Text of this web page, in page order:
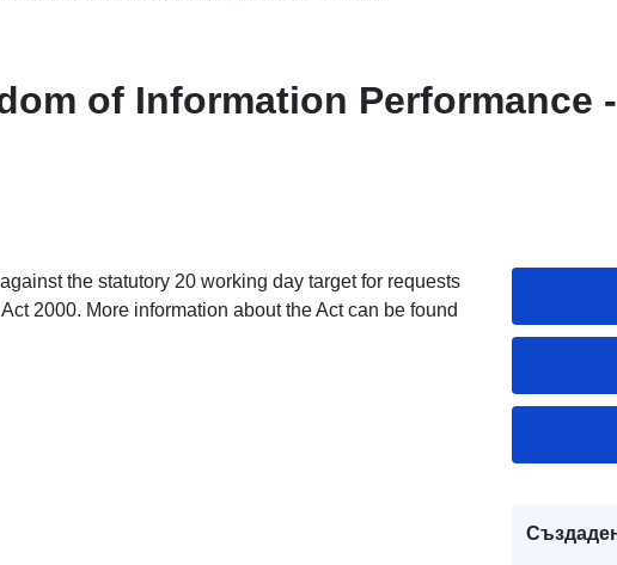
of Information Performance
the statutory 20 working day target for requests
2000. More information about the Act can be found